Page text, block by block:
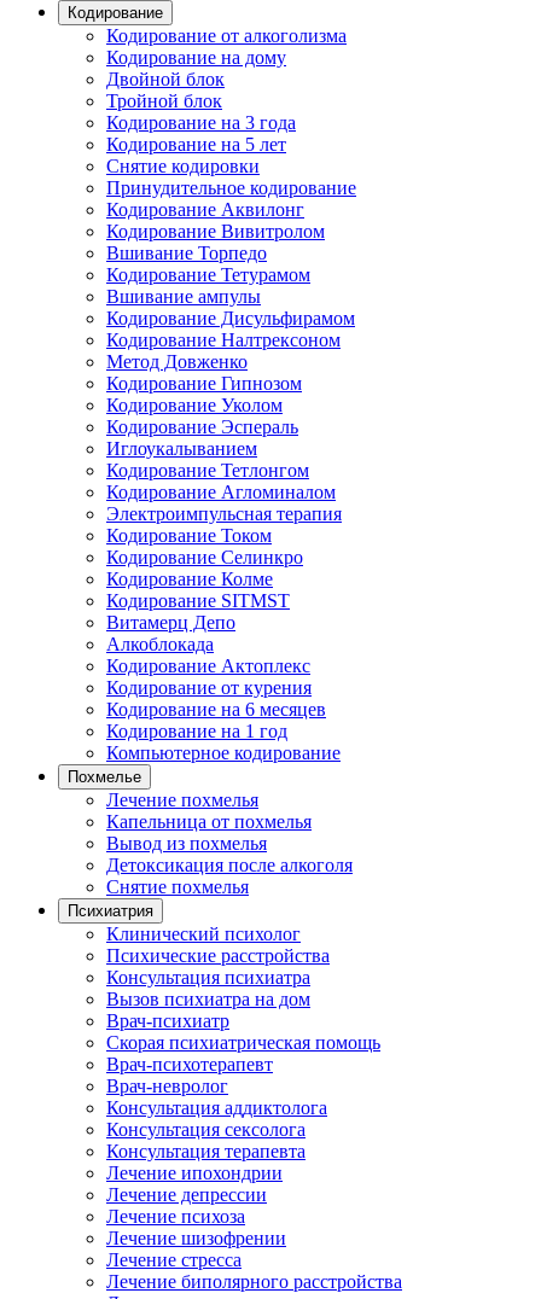
Кодирование
Кодирование от алкоголизма
Кодирование на дому
Двойной блок
Тройной блок
Кодирование на 3 года
Кодирование на 5 лет
Снятие кодировки
Принудительное кодирование
Кодирование Аквилонг
Кодирование Вивитролом
Вшивание Торпедо
Кодирование Тетурамом
Вшивание ампулы
Кодирование Дисульфирамом
Кодирование Налтрексоном
Метод Довженко
Кодирование Гипнозом
Кодирование Уколом
Кодирование Эспераль
Иглоукалыванием
Кодирование Тетлонгом
Кодирование Агломиналом
Электроимпульсная терапия
Кодирование Током
Кодирование Селинкро
Кодирование Колме
Кодирование SITMST
Витамерц Депо
Алкоблокада
Кодирование Актоплекс
Кодирование от курения
Кодирование на 6 месяцев
Кодирование на 1 год
Компьютерное кодирование
Похмелье
Лечение похмелья
Капельница от похмелья
Вывод из похмелья
Детоксикация после алкоголя
Снятие похмелья
Психиатрия
Клинический психолог
Психические расстройства
Консультация психиатра
Вызов психиатра на дом
Врач-психиатр
Скорая психиатрическая помощь
Врач-психотерапевт
Врач-невролог
Консультация аддиктолога
Консультация сексолога
Консультация терапевта
Лечение ипохондрии
Лечение депрессии
Лечение психоза
Лечение шизофрении
Лечение стресса
Лечение биполярного расстройства